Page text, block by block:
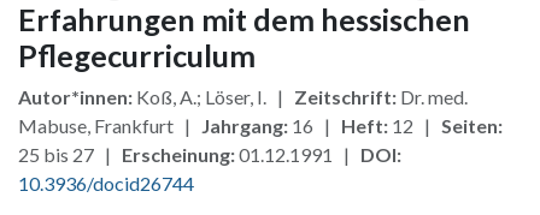
Erfahrungen mit dem hessischen
Pflegecurriculum
Autor*innen: Koß, A.; Löser, I. | Zeitschrift: Dr. med.
Mabuse, Frankfurt | Jahrgang: 16 | Heft: 12 | Seiten:
25 bis 27 | Erscheinung:01.12.1991 | DOI:
10.3936/docid26744